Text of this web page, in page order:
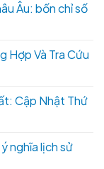
Âu: bốn chỉ số
Hợp Và Tra Cứu
Cập Nhật Thứ
nghĩa lịch sử